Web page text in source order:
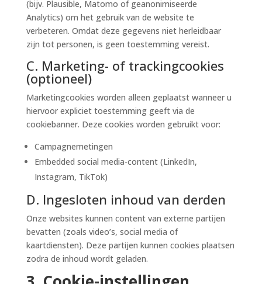
(bijv. Plausible, Matomo of geanonimiseerde
Analytics) om het gebruik van de website te
verbeteren. Omdat deze gegevens niet herleidbaar
zijn tot personen, is geen toestemming vereist.
C. Marketing- of trackingcookies
(optioneel)
Marketingcookies worden alleen geplaatst wanneer u
hiervoor expliciet toestemming geeft via de
cookiebanner. Deze cookies worden gebruikt voor:
Campagnemetingen
Embedded social media-content (LinkedIn,
Instagram, TikTok)
D. Ingesloten inhoud van derden
Onze websites kunnen content van externe partijen
bevatten (zoals video’s, social media of
kaartdiensten). Deze partijen kunnen cookies plaatsen
zodra de inhoud wordt geladen.